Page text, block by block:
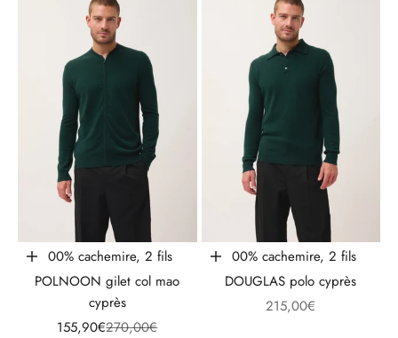
Choisir les options
100% cachemire, 2 fils
POLNOON gilet col mao
cyprès
Prix de vente
155,90€Prix normal
270,00€
Choisir les options
100% cachemire, 2 fils
DOUGLAS polo cyprès
Prix de vente
215,00€